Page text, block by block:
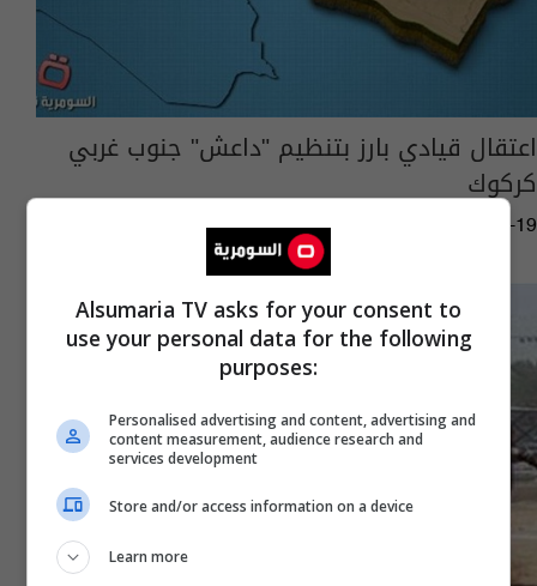
اعتقال قيادي بارز بتنظيم "داعش" جنوب غربي
كركوك
01:22 | 2014-01-19
Alsumaria TV asks for your consent to
use your personal data for the following
purposes:
Personalised advertising and content, advertising and
content measurement, audience research and
services development
Store and/or access information on a device
Learn more